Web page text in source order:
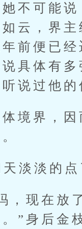
可能说
云，界
前便已
具体有
说过他的
界，因
淡的点
现在放了
”身后金